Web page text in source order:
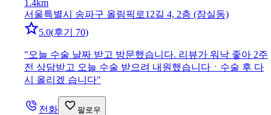
1.4km
서울특별시 송파구 올림픽로12길 4, 2층 (잠실동)
5.0(후기 70)
"오늘 수술 날짜 받고 방문했습니다. 리뷰가 워낙 좋아 2주
전 상담받고 오늘 수술 받으려 내원했습니다ㆍ수술 후 다
시 올리겠 습니다"
전화 팔로우